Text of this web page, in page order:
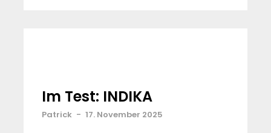
Im Test: INDIKA
Patrick - 17. November 2025